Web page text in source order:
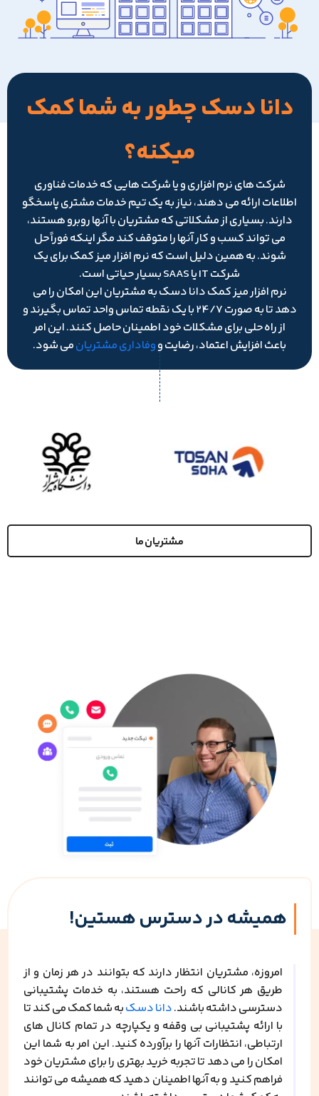
دانا دسک چطور به شما کمک
میکنه؟
شرکت های نرم افزاری و یا شرکت هایی که خدمات فناوری
اطلاعات ارائه می دهند، نیاز به یک تیم خدمات مشتری پاسخگو
دارند. بسیاری از مشکلاتی که مشتریان با آنها روبرو هستند،
می تواند کسب و کار آنها را متوقف کند مگر اینکه فوراً حل
شوند. به همین دلیل است که نرم افزار میز کمک برای یک
شرکت IT یا SAAS بسیار حیاتی است.
نرم افزار میز کمک دانا دسک به مشتریان این امکان را می
دهد تا به صورت 24/7 با یک نقطه تماس واحد تماس بگیرند و
از راه حلی برای مشکلات خود اطمینان حاصل کنند. این امر
باعث افزایش اعتماد، رضایت ووفاداری مشتریانمی شود.
مشتریان ما
همیشه در دسترس هستین!
امروزه، مشتریان انتظار دارند که بتوانند در هر زمان و از
طریق هر کانالی که راحت هستند، به خدمات پشتیبانی
دسترسی داشته باشند.دانا دسکبه شما کمک می کند تا
با ارائه پشتیبانی بی وقفه و یکپارچه در تمام کانال های
ارتباطی، انتظارات آنها را برآورده کنید. این امر به شما این
امکان را می دهد تا تجربه خرید بهتری را برای مشتریان خود
فراهم کنید و به آنها اطمینان دهید که همیشه می توانند